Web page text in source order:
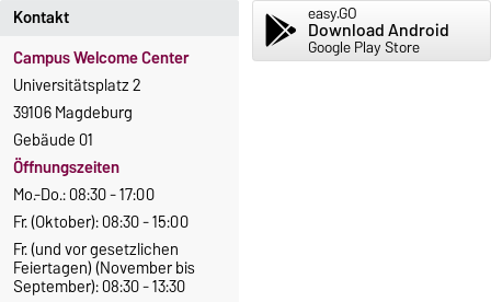
Kontakt
Campus Welcome Center
Universitätsplatz 2
39106 Magdeburg
Gebäude 01
Öffnungszeiten
Mo.-Do.: 08:30 - 17:00
Fr. (Oktober): 08:30 - 15:00
Fr. (und vor gesetzlichen
Feiertagen) (November bis
September): 08:30 - 13:30
easy.GO
Download Android
Google Play Store